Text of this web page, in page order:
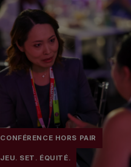
CONFÉRENCE HORS PAIR
JEU. SET. ÉQUITÉ.